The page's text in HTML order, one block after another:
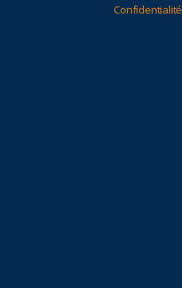
Confidentialité